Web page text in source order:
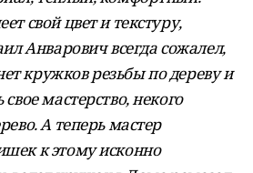
свой цвет и текстуру,
Анварович всегда сожалел,
кружков резьбы по дереву и
мастерство, некого
А теперь мастер
к этому исконно